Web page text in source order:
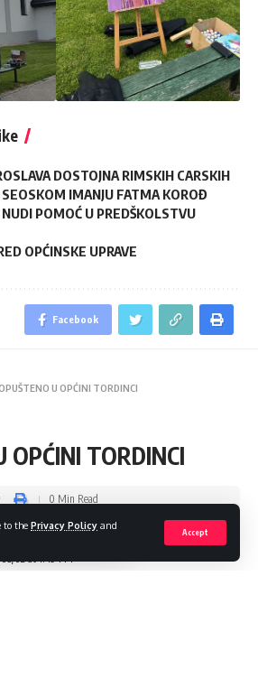
to the Privacy Policy and
Accept
DOSTOJNA RIMSKIH CARSKIH
IMANJU FATMA KOROĐ
POMOĆ U PREDŠKOLSTVU
OPĆINSKE UPRAVE
Facebook
U OPĆINI TORDINCI
OPĆINI TORDINCI
0 Min Read